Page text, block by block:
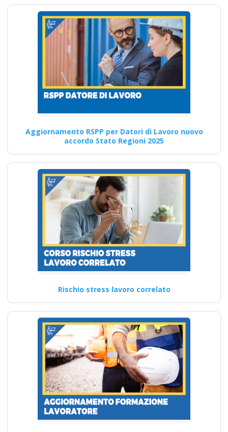
Impatto della
normativa sul rischio
alto nella Formazione
per Lavoratori Corso
Datore 16 ore
Quali sono i principali obiettivi
del corso di formazione sulla
Continua
Moduli di formazione
sulla prevenzione
degli incidenti sul
lavoro: le
disposizioni
dell'accordo Stato-
Nuovo accordo stato
regioni 2025 rspp
esterno interno rls
rlst preposto
organismo paritetico
associazione
nazionale formatori
Lavoratori a rischio
Basso Medio Alto
soggetto formatore
italiani di
Aggiornamento RSPP per Datori di Lavoro nuovo
accordo Stato Regioni 2025
Rischio stress lavoro correlato